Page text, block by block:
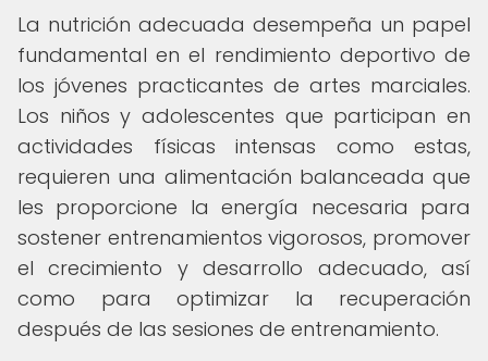
La nutrición adecuada desempeña un papel
fundamental en el rendimiento deportivo de
los jóvenes practicantes de artes marciales.
Los niños y adolescentes que participan en
actividades físicas intensas como estas,
requieren una alimentación balanceada que
les proporcione la energía necesaria para
sostener entrenamientos vigorosos, promover
el crecimiento y desarrollo adecuado, así
como para optimizar la recuperación
después de las sesiones de entrenamiento.